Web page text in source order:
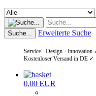
Suche... Erweiterte Suche
Service - Design - Innovation
Kostenloser Versand in DE ✓
0,00 EUR